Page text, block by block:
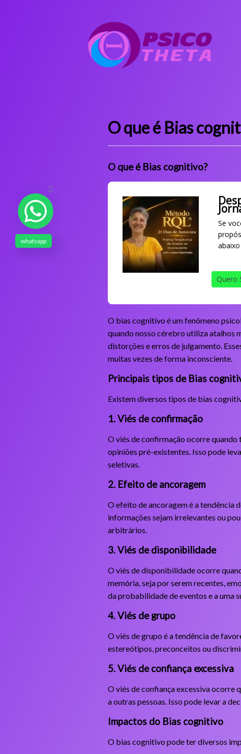
O que é Bias
O que é Bias cognitivo?
Se
Quero
O bias cognitivo é um fenômeno
quando nosso cérebro utiliza atalhos
distorções e erros de julgamento.
muitas vezes de forma inconsciente.
Principais tipos de Bias
Existem diversos tipos de bias
1. Viés de confirmação
O viés de confirmação ocorre quando
opiniões pré-existentes. Isso pode
seletivas.
2. Efeito de ancoragem
O efeito de ancoragem é a tendência
informações sejam irrelevantes ou
arbitrários.
3. Viés de disponibilidade
O viés de disponibilidade ocorre
memória, seja por serem recentes,
da probabilidade de eventos e a uma
4. Viés de grupo
O viés de grupo é a tendência de
estereótipos, preconceitos ou
5. Viés de confiança excessiva
O viés de confiança excessiva ocorre
a outras pessoas. Isso pode levar a
Impactos do Bias cognitivo
O bias cognitivo pode ter diversos
whatsapp